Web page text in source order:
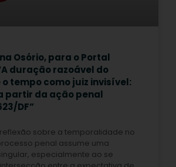
Osório, para o Portal
duração razoável do
o tempo como juiz invisível:
partir da ação penal
DF”
sobre a temporalidade no
penal assume uma
especialmente ao se